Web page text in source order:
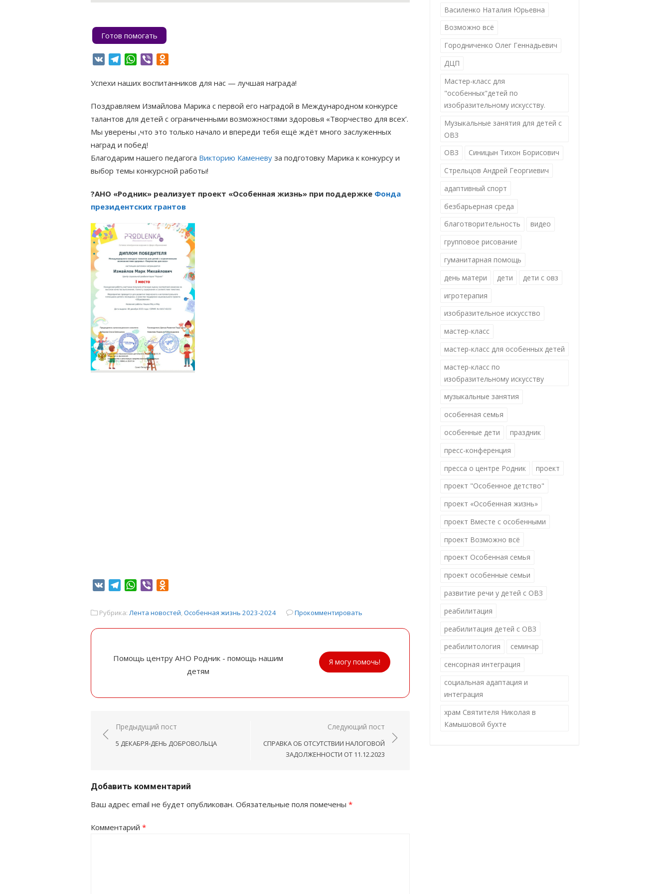
Готов помогать
VK TelegramWhatsApp
Viber
Успехи наших воспитанников для нас — лучшая награда!
Поздравляем Измайлова Марика с первой его наградой в Международном конкурсе
талантов для детей с ограниченными возможностями здоровья «Творчество для всех’.
Мы уверены ,что это только начало и впереди тебя ещё ждёт много заслуженных
наград и побед!
Благодарим нашего педагога Викторию Каменеву за подготовку Марика к конкурсу и
выбор темы конкурсной работы!
?АНО «Родник» реализует проект «Особенная жизнь» при поддержке Фонда
президентских грантов
VK TelegramWhatsApp
Viber
Рубрика: Лента новостей,Особенная жизнь 2023-2024 Прокомментировать
Помощь центру АНО Родник - помощь нашим
детям
Я могу помочь!
Навигация
по
Предыдущий пост
5 ДЕКАБРЯ-ДЕНЬ ДОБРОВОЛЬЦА
Следующий пост
СПРАВКА ОБ ОТСУТСТВИИ НАЛОГОВОЙ
ЗАДОЛЖЕННОСТИ ОТ 11.12.2023
Добавить комментарий
Ваш адрес email не будет опубликован. Обязательные поля помечены *
Комментарий *
Василенко Наталия Юрьевна
Возможно всё
Городниченко Олег Геннадьевич
ДЦП
Мастер-класс для
"особенных"детей по
изобразительному искусству.
Музыкальные занятия для детей с
ОВЗ
ОВЗ
Синицын Тихон Борисович
Стрельцов Андрей Георгиевич
адаптивный спорт
безбарьерная среда
благотворительность
видео
групповое рисование
гуманитарная помощь
день матери
дети
дети с овз
игротерапия
изобразительное искусство
мастер-класс
мастер-класс для особенных детей
мастер-класс по
изобразительному искусству
музыкальные занятия
особенная семья
особенные дети
праздник
пресс-конференция
пресса о центре Родник
проект
проект "Особенное детство"
проект «Особенная жизнь»
проект Вместе с особенными
проект Возможно всё
проект Особенная семья
проект особенные семьи
развитие речи у детей с ОВЗ
реабилитация
реабилитация детей с ОВЗ
реабилитология
семинар
сенсорная интеграция
социальная адаптация и
интеграция
храм Святителя Николая в
Камышовой бухте